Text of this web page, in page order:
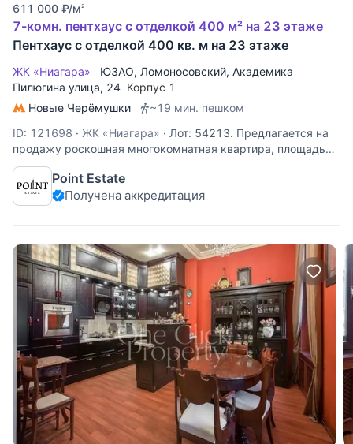
611 000 ₽/м2
7-комн. пентхаус с отделкой 400 м² на 23 этаже
Пентхаус с отделкой 400 кв. м на 23 этаже
ЖК «Ниагара» ЮЗАО, Ломоносовский, Академика
Пилюгина улица, 24 Корпус 1
Новые Черёмушки
~19 мин. пешком
ID: 121698 · ЖК «Ниагара» · Лот: 54213. Предлагается на
продажу роскошная многокомнатная квартира, площадью
400 кв.м в современном доме на Юго-Западе Москвы.
Планировка: гостиная, кухня-столовая, пять спален,
четыре полноценных санузла, раздельный санузел,
Point Estate
Получена аккредитация